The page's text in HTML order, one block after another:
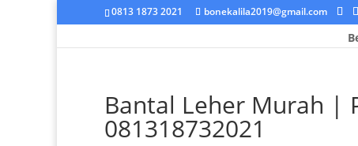
0813 1873 2021 bonekalila2019@gmail.com
Bantal Leher Murah |
081318732021